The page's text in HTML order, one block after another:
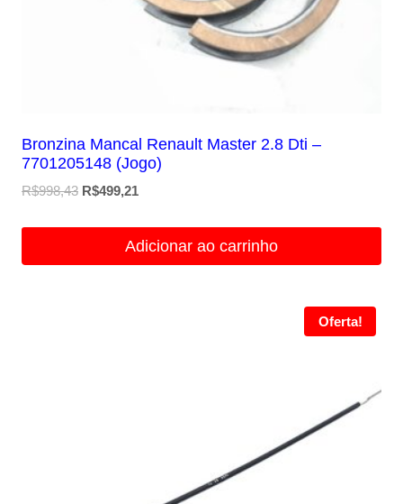
Bronzina Mancal Renault Master 2.8 Dti –
7701205148 (Jogo)
R$998,43 O
R$499,21
é:
Adicionar ao carrinho
Oferta!